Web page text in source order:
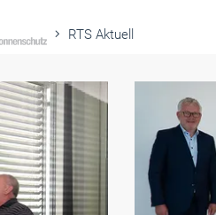
RTS Aktuell